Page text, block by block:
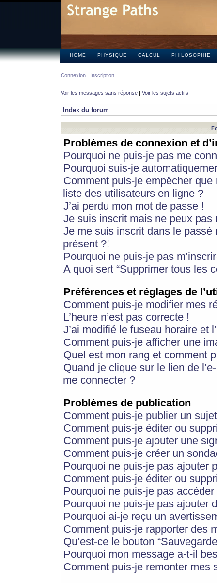
HOME PHYSIQUE CALCUL PHILOSOPHIE
Connexion Inscription
Voir les messages sans réponse | Voir les sujets actifs
Index du forum
Problèmes de connexion et
Pourquoi ne puis-je pas me
Pourquoi suis-je
Comment puis-je empêcher
liste des utilisateurs en ligne ?
J’ai perdu mon mot de passe !
Je suis inscrit mais ne peux pas
Je me suis inscrit dans le
présent ?!
Pourquoi ne puis-je pas
A quoi sert “Supprimer tous les
Préférences et réglages de
Comment puis-je modifier mes
L’heure n’est pas correcte !
J’ai modifié le fuseau horaire et
Comment puis-je afficher une
Quel est mon rang et comment
Quand je clique sur le lien de
me connecter ?
Problèmes de publication
Comment puis-je publier un
Comment puis-je éditer ou
Comment puis-je ajouter une
Comment puis-je créer un
Pourquoi ne puis-je pas ajouter
Comment puis-je éditer ou
Pourquoi ne puis-je pas
Pourquoi ne puis-je pas ajouter
Pourquoi ai-je reçu un
Comment puis-je rapporter des
Qu’est-ce le bouton
Pourquoi mon message a-t-il
Comment puis-je remonter mes